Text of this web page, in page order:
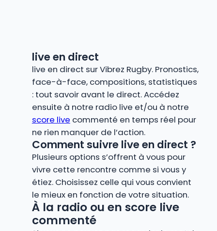
live en direct
live en direct sur Vibrez Rugby. Pronostics,
face-à-face, compositions, statistiques
: tout savoir avant le direct. Accédez
ensuite à notre radio live et/ou à notre
score live commenté en temps réel pour
ne rien manquer de l’action.
Comment suivre live en direct ?
Plusieurs options s’offrent à vous pour
vivre cette rencontre comme si vous y
étiez. Choisissez celle qui vous convient
le mieux en fonction de votre situation.
À la radio ou en score live
commenté